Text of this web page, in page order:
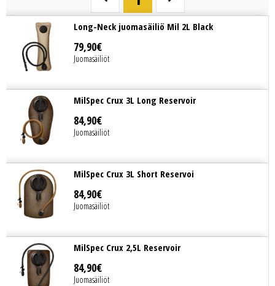
Long-Neck juomasäiliö Mil 2L Black
79,90€
Juomasäiliöt
MilSpec Crux 3L Long Reservoir
84,90€
Juomasäiliöt
MilSpec Crux 3L Short Reservoi
84,90€
Juomasäiliöt
MilSpec Crux 2,5L Reservoir
84,90€
Juomasäiliöt